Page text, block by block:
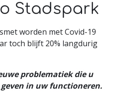
Stadspark
worden met Covid-19
toch blijft 20% langdurig
problematiek die u
in uw functioneren.